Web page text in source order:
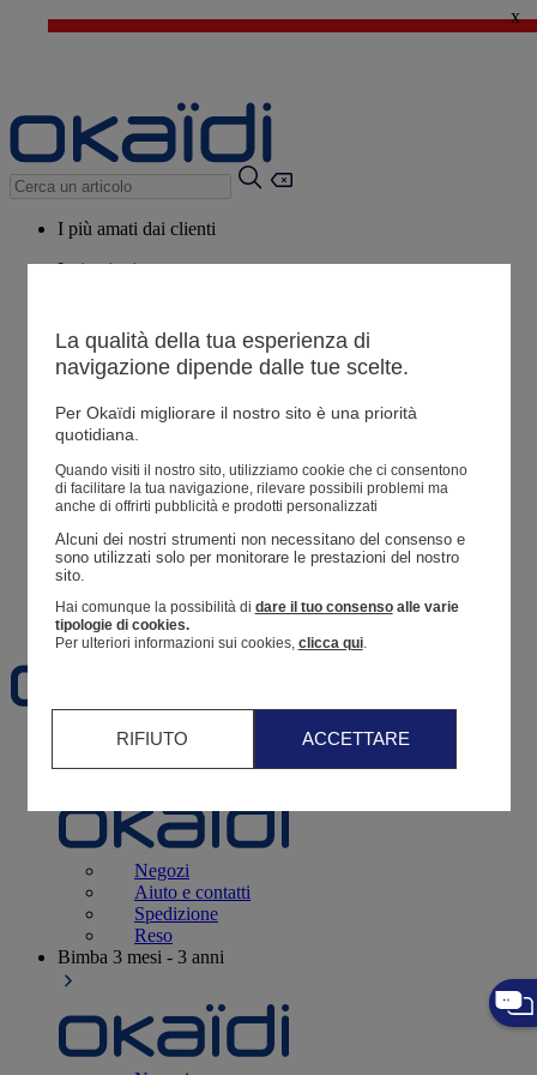
🔥SALDI : Ancora più prodotti fino al -60%*>
x
I più amati dai clienti
Ispirazioni
Potrebbero piacerti anche
Tutti i prodotti
Resoconto di un ordine
Preferiti
3 - 12 mesi
Negozi
Aiuto e contatti
Spedizione
Reso
Bimba 3 mesi - 3 anni
La qualità della tua esperienza di
navigazione dipende dalle tue scelte.
Per Okaïdi migliorare il nostro sito è una priorità
quotidiana.
Quando visiti il ​​nostro sito, utilizziamo cookie che ci consentono
di facilitare la tua navigazione, rilevare possibili problemi ma
anche di offrirti pubblicità e prodotti personalizzati
Alcuni dei nostri strumenti non necessitano del consenso e
sono utilizzati solo per monitorare le prestazioni del nostro
sito.
Hai comunque la possibilità di dare il tuo consensoalle varie
tipologie di cookies.
Per ulteriori informazioni sui cookies, clicca qui.
RIFIUTO ACCETTARE